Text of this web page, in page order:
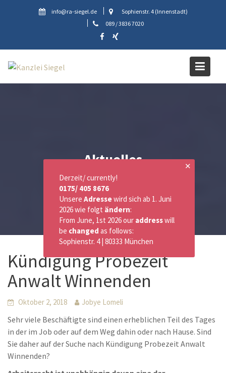
info@ra-siegel.de
Sophienstr. 4 (Innenstadt)
089 / 3836 7020
Aktuelles
Kündigung Probezeit
Anwalt Winnenden
Oktober 2, 2018 Jobye Lomeli
Sehr viele Beschäftigte sind einen erheblichen Teil des Tages
in der im Job oder auf dem Weg dahin oder nach Hause. Sind
Sie daher auf der Suche nach Kündigung Probezeit Anwalt
Winnenden?
✕
Derzeit/ currently!
0175/ 405 8676
Unsere Adressewird sich ab 1. Juni
2026 wie folgt ändern:
From June, 1st 2026 our addresswill
be changed as follows:
Sophienstr. 4 | 80333 München